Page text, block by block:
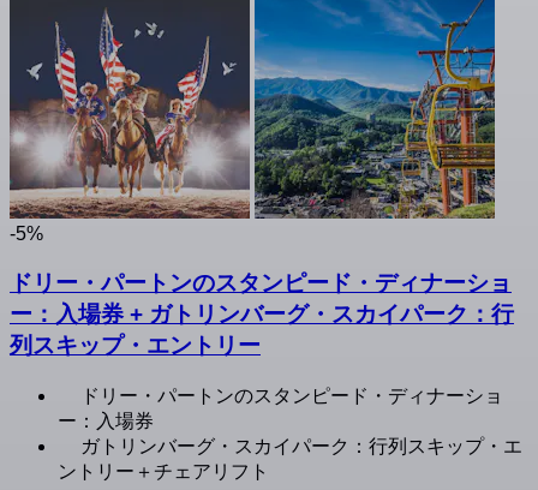
-5%
ドリー・パートンのスタンピード・ディナーショ
ー：入場券 + ガトリンバーグ・スカイパーク：行
列スキップ・エントリー
ドリー・パートンのスタンピード・ディナーショ
ー：入場券
ガトリンバーグ・スカイパーク：行列スキップ・エ
ントリー＋チェアリフト